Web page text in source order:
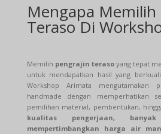
Mengapa Memilih
Teraso Di
Memilih pengrajin terasoyang tepat
untuk mendapatkan hasil yang
Workshop Arimata mengutamakan
handmade dengan memperhatikan
pemilihan material, pembentukan,
kualitas pengerjaan,
mempertimbangkan harga air